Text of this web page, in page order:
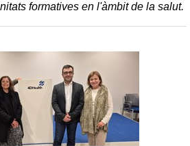
formatives en l'àmbit de la salut.